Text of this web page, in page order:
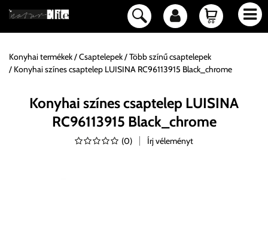
Konyhai termékek Csaptelepek
Több színű csaptelepek
Konyhai színes csaptelep LUISINA RC96113915 Black_chrome
Konyhai színes csaptelep LUISINA
RC96113915 Black_chrome
(0) Írj véleményt